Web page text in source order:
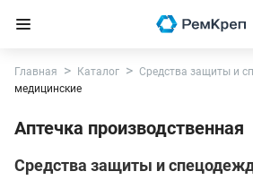
Главная Каталог Средства защиты и
медицинские
Аптечка производственная
Средства защиты и